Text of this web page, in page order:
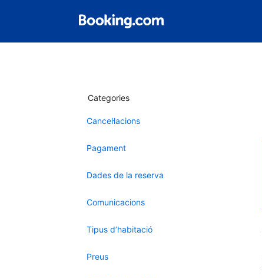
Categories
Cancel·lacions
Pagament
Dades de la reserva
Comunicacions
Tipus d’habitació
Preus